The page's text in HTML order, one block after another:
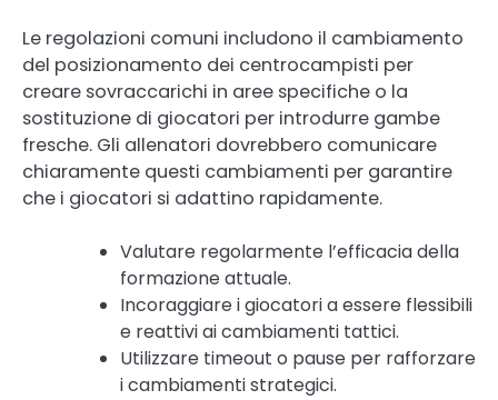
Le regolazioni comuni includono il cambiamento
del posizionamento dei centrocampisti per
creare sovraccarichi in aree specifiche o la
sostituzione di giocatori per introdurre gambe
fresche. Gli allenatori dovrebbero comunicare
chiaramente questi cambiamenti per garantire
che i giocatori si adattino rapidamente.
Valutare regolarmente l’efficacia della
formazione attuale.
Incoraggiare i giocatori a essere flessibili
e reattivi ai cambiamenti tattici.
Utilizzare timeout o pause per rafforzare
i cambiamenti strategici.